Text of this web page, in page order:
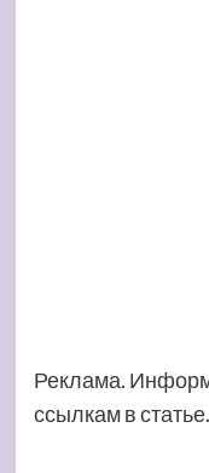
Реклама.
ссылкам в статье.